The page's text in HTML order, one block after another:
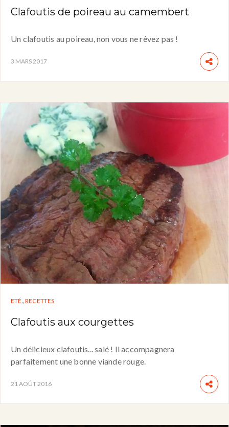
Clafoutis de poireau au camembert
Un clafoutis au poireau, non vous ne rêvez pas !
3 MARS 2017
ETÉ ,RECETTES
Clafoutis aux courgettes
Un délicieux clafoutis... salé ! Il accompagnera
parfaitement une bonne viande rouge.
21 AOÛT 2016